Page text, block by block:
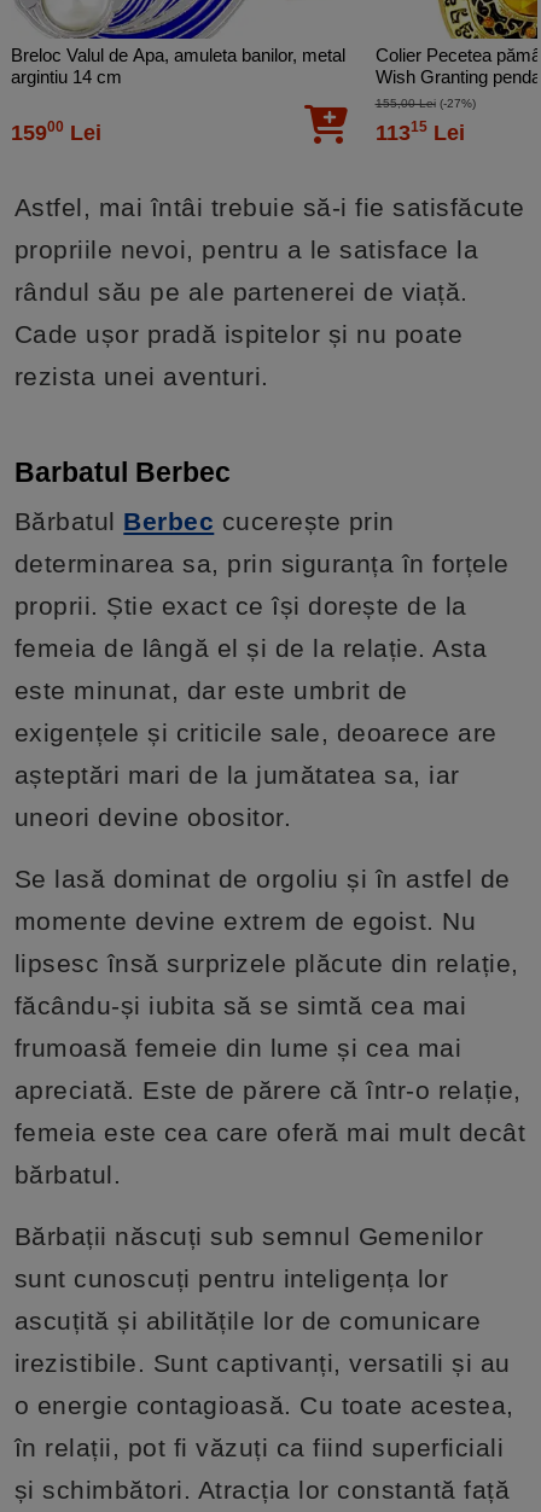
Breloc Valul de Apa, amuleta banilor, metal
argintiu 14 cm
15900 Lei
Colier Pecetea
Wish Granting
155,00 Lei(-27%)
11315Lei
Astfel, mai întâi trebuie să-i fie satisfăcute
propriile nevoi, pentru a le satisface la
rândul său pe ale partenerei de viață.
Cade ușor pradă ispitelor și nu poate
rezista unei aventuri.
Barbatul Berbec
Bărbatul Berbec cucerește prin
determinarea sa, prin siguranța în forțele
proprii. Știe exact ce își dorește de la
femeia de lângă el și de la relație. Asta
este minunat, dar este umbrit de
exigențele și criticile sale, deoarece are
așteptări mari de la jumătatea sa, iar
uneori devine obositor.
Se lasă dominat de orgoliu și în astfel de
momente devine extrem de egoist. Nu
lipsesc însă surprizele plăcute din relație,
făcându-și iubita să se simtă cea mai
frumoasă femeie din lume și cea mai
apreciată. Este de părere că într-o relație,
femeia este cea care oferă mai mult decât
bărbatul.
Bărbații născuți sub semnul Gemenilor
sunt cunoscuți pentru inteligența lor
ascuțită și abilitățile lor de comunicare
irezistibile. Sunt captivanți, versatili și au
o energie contagioasă. Cu toate acestea,
în relații, pot fi văzuți ca fiind superficiali
și schimbători. Atracția lor constantă față